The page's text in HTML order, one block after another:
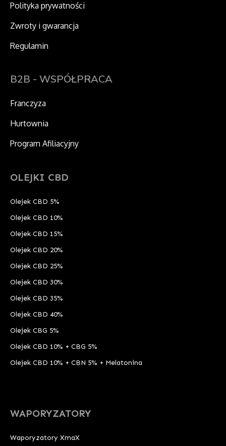
Polityka prywatności
Zwroty i gwarancja
Regulamin
B2B - WSPÓŁPRACA
Franczyza
Hurtownia
Program Afiliacyjny
OLEJKI CBD
Olejek CBD 5%
Olejek CBD 10%
Olejek CBD 15%
Olejek CBD 20%
Olejek CBD 25%
Olejek CBD 30%
Olejek CBD 35%
Olejek CBD 40%
Olejek CBG 5%
Olejek CBD 10% + CBG 5%
Olejek CBD 10% + CBN 5% + Melatonina
WAPORYZATORY
Waporyzatory XmaX